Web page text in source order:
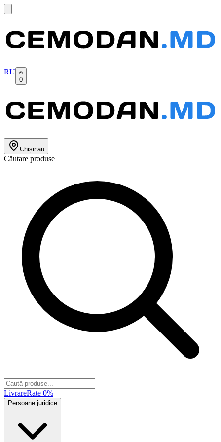
RU
0
Chișinău
Căutare produse
LivrareRate 0%
Persoane juridice